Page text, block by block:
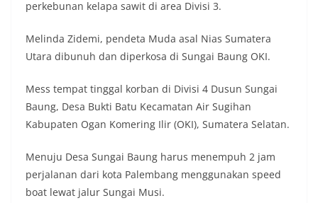
perkebunan kelapa sawit di area Divisi 3.
Melinda Zidemi, pendeta Muda asal Nias Sumatera
Utara dibunuh dan diperkosa di Sungai Baung OKI.
Mess tempat tinggal korban di Divisi 4 Dusun Sungai
Baung, Desa Bukti Batu Kecamatan Air Sugihan
Kabupaten Ogan Komering Ilir (OKI), Sumatera Selatan.
Menuju Desa Sungai Baung harus menempuh 2 jam
perjalanan dari kota Palembang menggunakan speed
boat lewat jalur Sungai Musi.